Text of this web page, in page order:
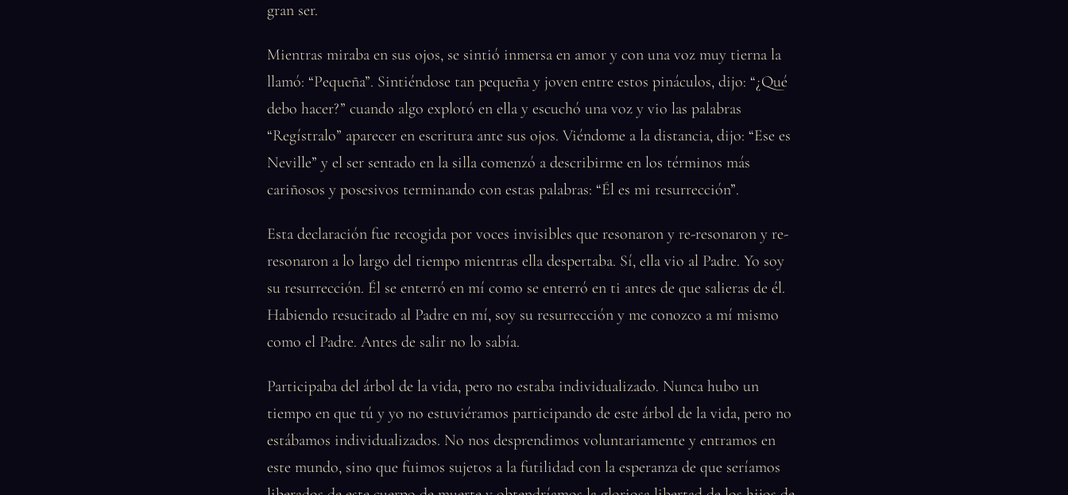
gran ser.
Mientras miraba en sus ojos, se sintió inmersa en amor y con una voz muy tierna la
llamó: “Pequeña”. Sintiéndose tan pequeña y joven entre estos pináculos, dijo: “¿Qué
debo hacer?” cuando algo explotó en ella y escuchó una voz y vio las palabras
“Regístralo” aparecer en escritura ante sus ojos. Viéndome a la distancia, dijo: “Ese es
Neville” y el ser sentado en la silla comenzó a describirme en los términos más
cariñosos y posesivos terminando con estas palabras: “Él es mi resurrección”.
Esta declaración fue recogida por voces invisibles que resonaron y re-resonaron y re-
resonaron a lo largo del tiempo mientras ella despertaba. Sí, ella vio al Padre. Yo soy
su resurrección. Él se enterró en mí como se enterró en ti antes de que salieras de él.
Habiendo resucitado al Padre en mí, soy su resurrección y me conozco a mí mismo
como el Padre. Antes de salir no lo sabía.
Participaba del árbol de la vida, pero no estaba individualizado. Nunca hubo un
tiempo en que tú y yo no estuviéramos participando de este árbol de la vida, pero no
estábamos individualizados. No nos desprendimos voluntariamente y entramos en
este mundo, sino que fuimos sujetos a la futilidad con la esperanza de que seríamos